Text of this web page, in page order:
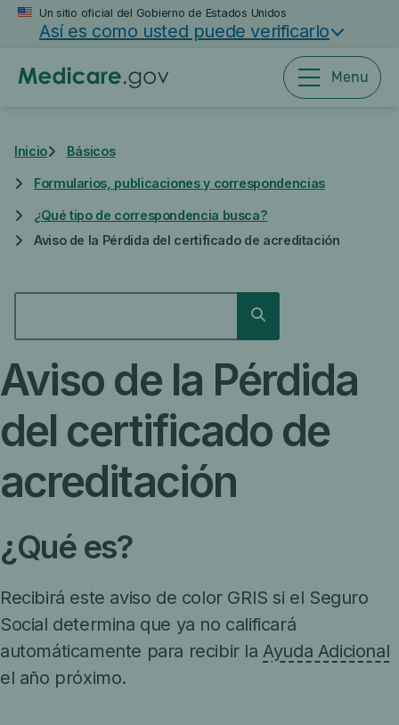
Saltar
principal
Un sitio oficial del Gobierno de Estados Unidos
Así es como usted puede verificarlo
Menu
Inicio Básicos
Formularios, publicaciones y correspondencias
¿Qué tipo de correspondencia busca?
Aviso de la Pérdida del certificado de acreditación
Buscar
Aviso de la Pérdida
del certificado de
acreditación
¿Qué es?
Recibirá este aviso de color GRIS si el Seguro
Social determina que ya no calificará
automáticamente para recibir laAyuda Adicional
el año próximo.